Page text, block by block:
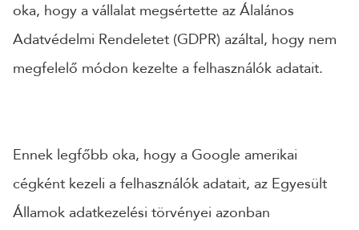
oka, hogy a vállalat megsértette az Álalános
Adatvédelmi Rendeletet (GDPR) azáltal, hogy nem
megfelelő módon kezelte a felhasználók adatait.
Ennek legfőbb oka, hogy a Google amerikai
cégként kezeli a felhasználók adatait, az Egyesült
Államok adatkezelési törvényei azonban